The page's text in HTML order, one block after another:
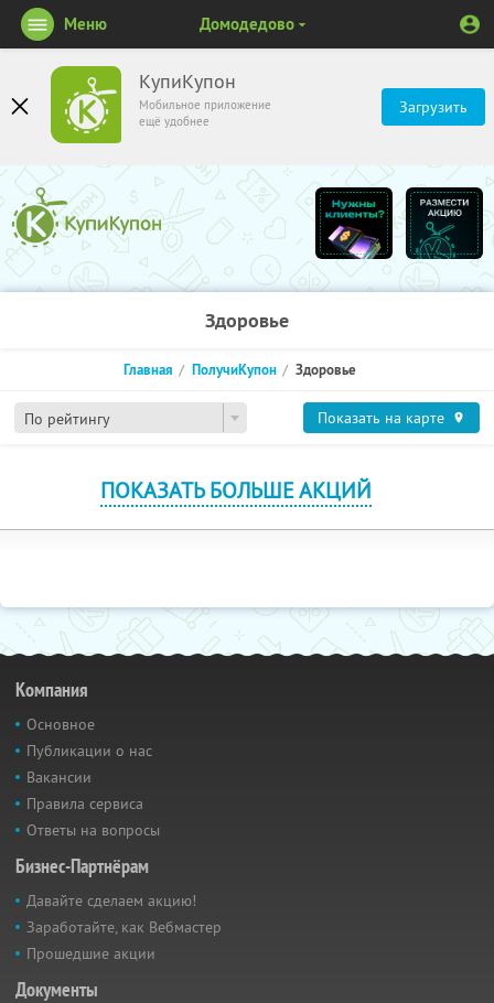
КупиКупон
Мобильное приложение
ещё удобнее
Загрузить
Меню Домодедово
Здоровье
По рейтингу
Главная ПолучиКупон Здоровье
Показать на карте
ПОКАЗАТЬ БОЛЬШЕ АКЦИЙ
Компания
Основное
Публикации о нас
Вакансии
Правила сервиса
Ответы на вопросы
Бизнес-Партнёрам
Давайте сделаем акцию!
Заработайте, как Вебмастер
Прошедшие акции
Документы